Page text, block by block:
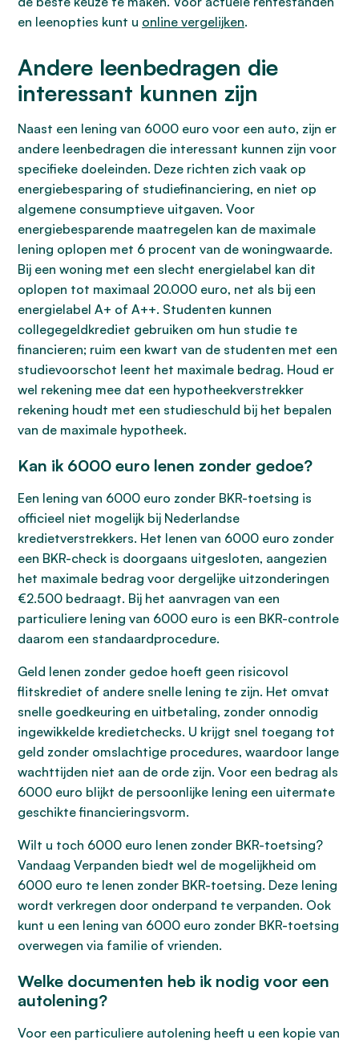
en leenopties kunt u online vergelijken.
Andere leenbedragen die
interessant kunnen zijn
Naast een lening van 6000 euro voor een auto, zijn er
andere leenbedragen die interessant kunnen zijn voor
specifieke doeleinden. Deze richten zich vaak op
energiebesparing of studiefinanciering, en niet op
algemene consumptieve uitgaven. Voor
energiebesparende maatregelen kan de maximale
lening oplopen met 6 procent van de woningwaarde.
Bij een woning met een slecht energielabel kan dit
oplopen tot maximaal 20.000 euro, net als bij een
energielabel A+ of A++. Studenten kunnen
collegegeldkrediet gebruiken om hun studie te
financieren; ruim een kwart van de studenten met een
studievoorschot leent het maximale bedrag. Houd er
wel rekening mee dat een hypotheekverstrekker
rekening houdt met een studieschuld bij het bepalen
van de maximale hypotheek.
Kan ik 6000 euro lenen zonder gedoe?
Een lening van 6000 euro zonder BKR-toetsing is
officieel niet mogelijk bij Nederlandse
kredietverstrekkers. Het lenen van 6000 euro zonder
een BKR-check is doorgaans uitgesloten, aangezien
het maximale bedrag voor dergelijke uitzonderingen
€2.500 bedraagt. Bij het aanvragen van een
particuliere lening van 6000 euro is een BKR-controle
daarom een standaardprocedure.
Geld lenen zonder gedoe hoeft geen risicovol
flitskrediet of andere snelle lening te zijn. Het omvat
snelle goedkeuring en uitbetaling, zonder onnodig
ingewikkelde kredietchecks. U krijgt snel toegang tot
geld zonder omslachtige procedures, waardoor lange
wachttijden niet aan de orde zijn. Voor een bedrag als
6000 euro blijkt de persoonlijke lening een uitermate
geschikte financieringsvorm.
Wilt u toch 6000 euro lenen zonder BKR-toetsing?
Vandaag Verpanden biedt wel de mogelijkheid om
6000 euro te lenen zonder BKR-toetsing. Deze lening
wordt verkregen door onderpand te verpanden. Ook
kunt u een lening van 6000 euro zonder BKR-toetsing
overwegen via familie of vrienden.
Welke documenten heb ik nodig voor een
autolening?
Voor een particuliere autolening heeft u een kopie van